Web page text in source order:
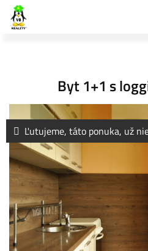
Byt 1+1 s
Ľutujeme, táto ponuka, už